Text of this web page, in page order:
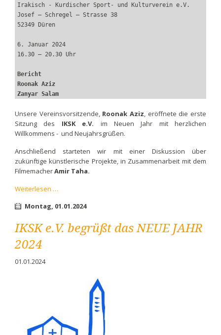
Irakisch - Kurdischer Sport- und Kulturverein e.V.
Josef – Schregel – Strasse 38
52349 Düren
6. Januar 2024
16.30 – 20.30 Uhr
Bericht
Roonak Aziz
Zanyar Salam
Unsere Vereinsvorsitzende, Roonak Aziz, eröffnete die erste
Sitzung des IKSK e.V. im Neuen Jahr mit herzlichen
Willkommens - und Neujahrsgrüßen.
Anschließend starteten wir mit einer Diskussion über
zukünftige künstlerische Projekte, in Zusammenarbeit mit dem
FilmemacherAmir Taha.
Weiterlesen …Filmprojekt
IKSK
Montag, 01.01.2024
IKSK e.V. begrüßt das NEUE JAHR
2024
01.01.2024